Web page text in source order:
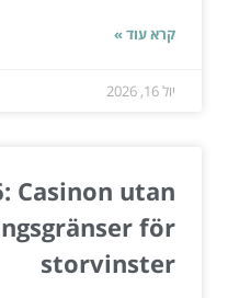
קרא עוד »
יול 16, 2026
Casinon utan
för
storvinster